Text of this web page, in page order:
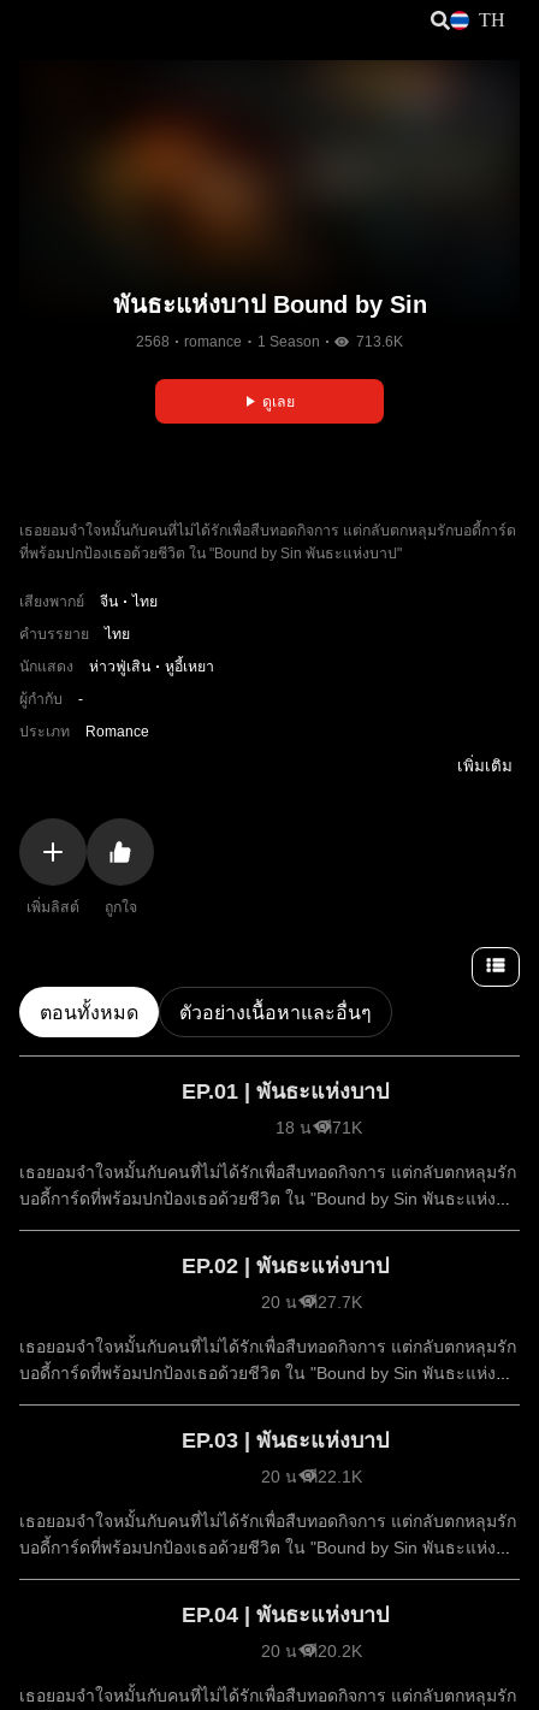
TH
พันธะแห่งบาป Bound by Sin
2568 romance 1 Season 713.6K
ดูเลย
เพิ่มลิสต์ ถูกใจ
เธอยอมจำใจหมั้นกับคนที่ไม่ได้รักเพื่อสืบทอดกิจการ แต่กลับตกหลุมรักบอดี้การ์ด
ที่พร้อมปกป้องเธอด้วยชีวิต ใน "Bound by Sin พันธะแห่งบาป"
เสียงพากย์ จีน
ไทย
คำบรรยาย
ไทย
นักแสดง
ห่าวฟู่เสิน
หูอี้เหยา
ผู้กำกับ
-
ประเภท
Romance
เพิ่มเติม
ตอนทั้งหมด ตัวอย่างเนื้อหาและอื่นๆ
EP.01 | พันธะแห่งบาป
18 นาที71K
เธอยอมจำใจหมั้นกับคนที่ไม่ได้รักเพื่อสืบทอดกิจการ แต่กลับตกหลุมรัก
บอดี้การ์ดที่พร้อมปกป้องเธอด้วยชีวิต ใน "Bound by Sin พันธะแห่ง
บาป"
EP.02 | พันธะแห่งบาป
20 นาที27.7K
เธอยอมจำใจหมั้นกับคนที่ไม่ได้รักเพื่อสืบทอดกิจการ แต่กลับตกหลุมรัก
บอดี้การ์ดที่พร้อมปกป้องเธอด้วยชีวิต ใน "Bound by Sin พันธะแห่ง
บาป"
EP.03 | พันธะแห่งบาป
20 นาที22.1K
เธอยอมจำใจหมั้นกับคนที่ไม่ได้รักเพื่อสืบทอดกิจการ แต่กลับตกหลุมรัก
บอดี้การ์ดที่พร้อมปกป้องเธอด้วยชีวิต ใน "Bound by Sin พันธะแห่ง
บาป"
EP.04 | พันธะแห่งบาป
20 นาที20.2K
เธอยอมจำใจหมั้นกับคนที่ไม่ได้รักเพื่อสืบทอดกิจการ แต่กลับตกหลุมรัก